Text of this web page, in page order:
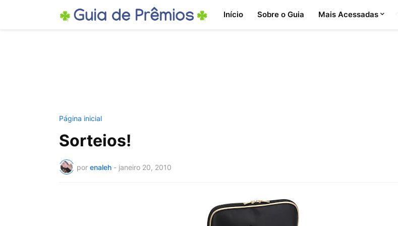
Início Sobre o Guia Mais Acessadas
Página inicial
Sorteios!
por enaleh - janeiro 20, 2010